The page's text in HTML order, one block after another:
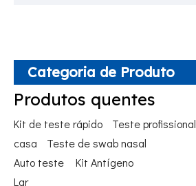
Categoria de Produto
Produtos quentes
Kit de teste rápido Teste profissional
casa
Teste de swab nasal
Auto teste
Kit Antígeno
Lar